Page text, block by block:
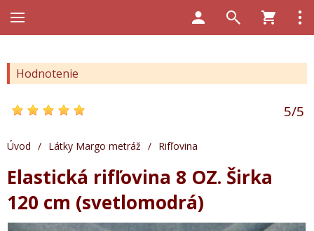
Hodnotenie
5/5
Úvod / Látky Margo metráž / Rifľovina
Elastická rifľovina 8 OZ. Širka
120 cm (svetlomodrá)